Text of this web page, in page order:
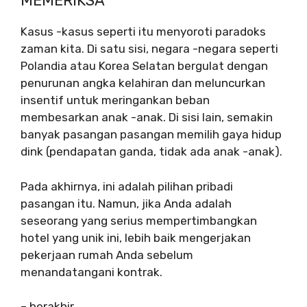
Kasus -kasus seperti itu menyoroti paradoks
zaman kita. Di satu sisi, negara -negara seperti
Polandia atau Korea Selatan bergulat dengan
penurunan angka kelahiran dan meluncurkan
insentif untuk meringankan beban
membesarkan anak -anak. Di sisi lain, semakin
banyak pasangan pasangan memilih gaya hidup
dink (pendapatan ganda, tidak ada anak -anak).
Pada akhirnya, ini adalah pilihan pribadi
pasangan itu. Namun, jika Anda adalah
seseorang yang serius mempertimbangkan
hotel yang unik ini, lebih baik mengerjakan
pekerjaan rumah Anda sebelum
menandatangani kontrak.